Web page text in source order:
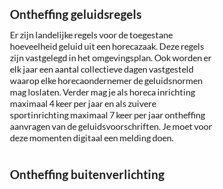
Ontheffing geluidsregels
Er zijn landelijke regels voor de toegestane
hoeveelheid geluid uit een horecazaak. Deze regels
zijn vastgelegd in het omgevingsplan. Ook worden er
elk jaar een aantal collectieve dagen vastgesteld
waarop elke horecaondernemer de geluidsnormen
mag loslaten. Verder mag je als horeca inrichting
maximaal 4 keer per jaar en als zuivere
sportinrichting maximaal 7 keer per jaar ontheffing
aanvragen van de geluidsvoorschriften. Je moet voor
deze momenten digitaal een melding doen.
Ontheffing buitenverlichting